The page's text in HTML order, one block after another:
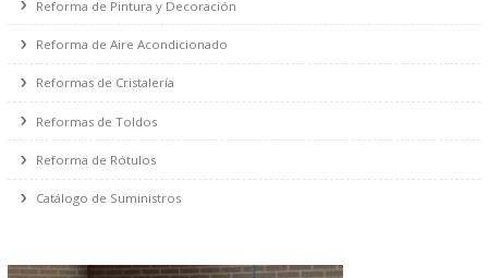
Reforma de Frentes e Interiores de Armarios
Reformas de Mampara de Bañera y Ducha
Reforma de Muebles y Encimeras de Cocina
Reforma de Pintura y Decoración
Reforma de Aire Acondicionado